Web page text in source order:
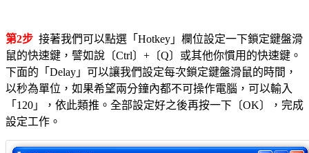
第2步 接著我們可以點選「Hotkey」欄位設定一下鎖定鍵盤滑
鼠的快速鍵，譬如說〔Ctrl〕+〔Q〕或其他你慣用的快速鍵。
下面的「Delay」可以讓我們設定每次鎖定鍵盤滑鼠的時間，
以秒為單位，如果希望兩分鐘內都不可操作電腦，可以輸入
「120」，依此類推。全部設定好之後再按一下〔OK〕，完成
設定工作。